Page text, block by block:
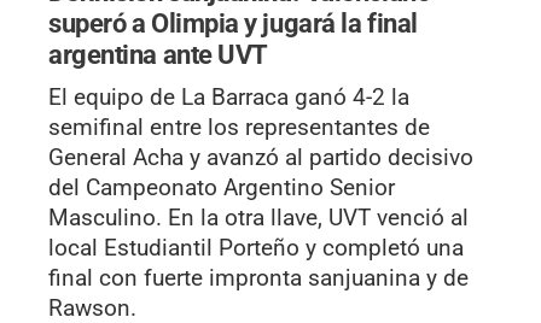
superó a Olimpia y jugará la final
argentina ante UVT
El equipo de La Barraca ganó 4-2 la
semifinal entre los representantes de
General Acha y avanzó al partido decisivo
del Campeonato Argentino Senior
Masculino. En la otra llave, UVT venció al
local Estudiantil Porteño y completó una
final con fuerte impronta sanjuanina y de
Rawson.